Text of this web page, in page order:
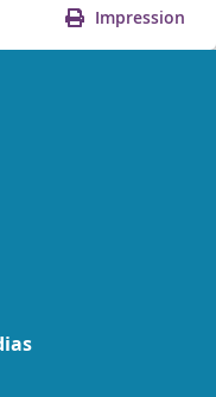
Impression